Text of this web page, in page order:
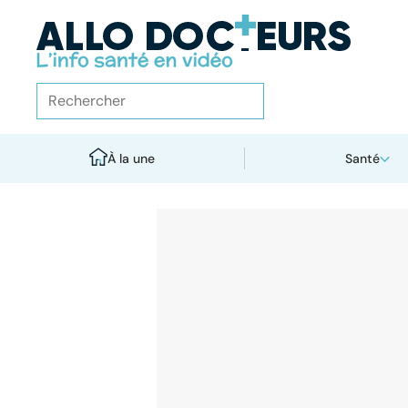
À la une Santé